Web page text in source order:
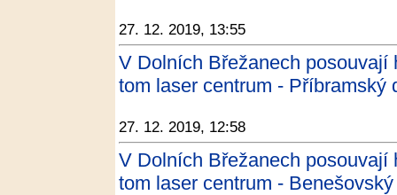
27. 12. 2019, 13:55
V Dolních Břežanech
tom laser centrum - Příbramský
27. 12. 2019, 12:58
V Dolních Břežanech
tom laser centrum -